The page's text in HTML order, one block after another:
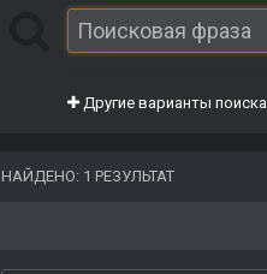
Другие варианты поиска
НАЙДЕНО: 1 РЕЗУЛЬТАТ